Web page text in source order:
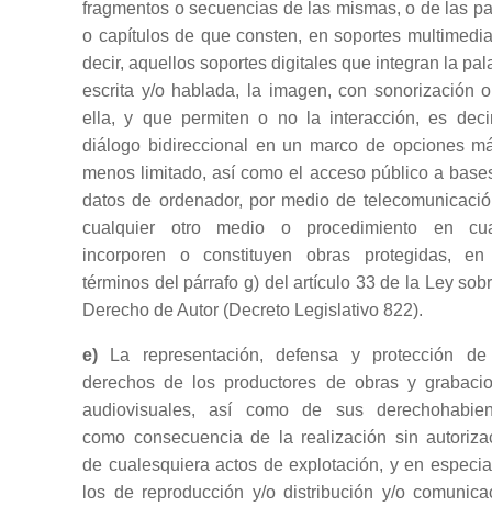
fragmentos o secuencias de las mismas, o de las
o capítulos de que consten, en soportes
decir, aquellos soportes digitales que integran la
escrita y/o hablada, la imagen, con sonorización
ella, y que permiten o no la interacción, es
diálogo bidireccional en un marco de opciones
menos limitado, así como el acceso público a
datos de ordenador, por medio de
cualquier otro medio o procedimiento en
incorporen o constituyen obras protegidas,
términos del párrafo g) del artículo 33 de la Ley
Derecho de Autor (Decreto Legislativo 822).
e) La representación, defensa y protección
derechos de los productores de obras y
audiovisuales, así como de sus
como consecuencia de la realización sin
de cualesquiera actos de explotación, y en
los de reproducción y/o distribución y/o